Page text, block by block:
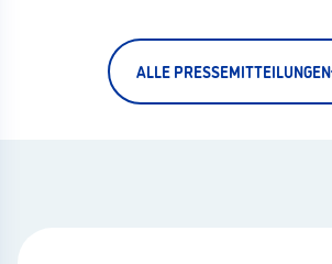
ALLE PRESSEMITTEILUNGEN